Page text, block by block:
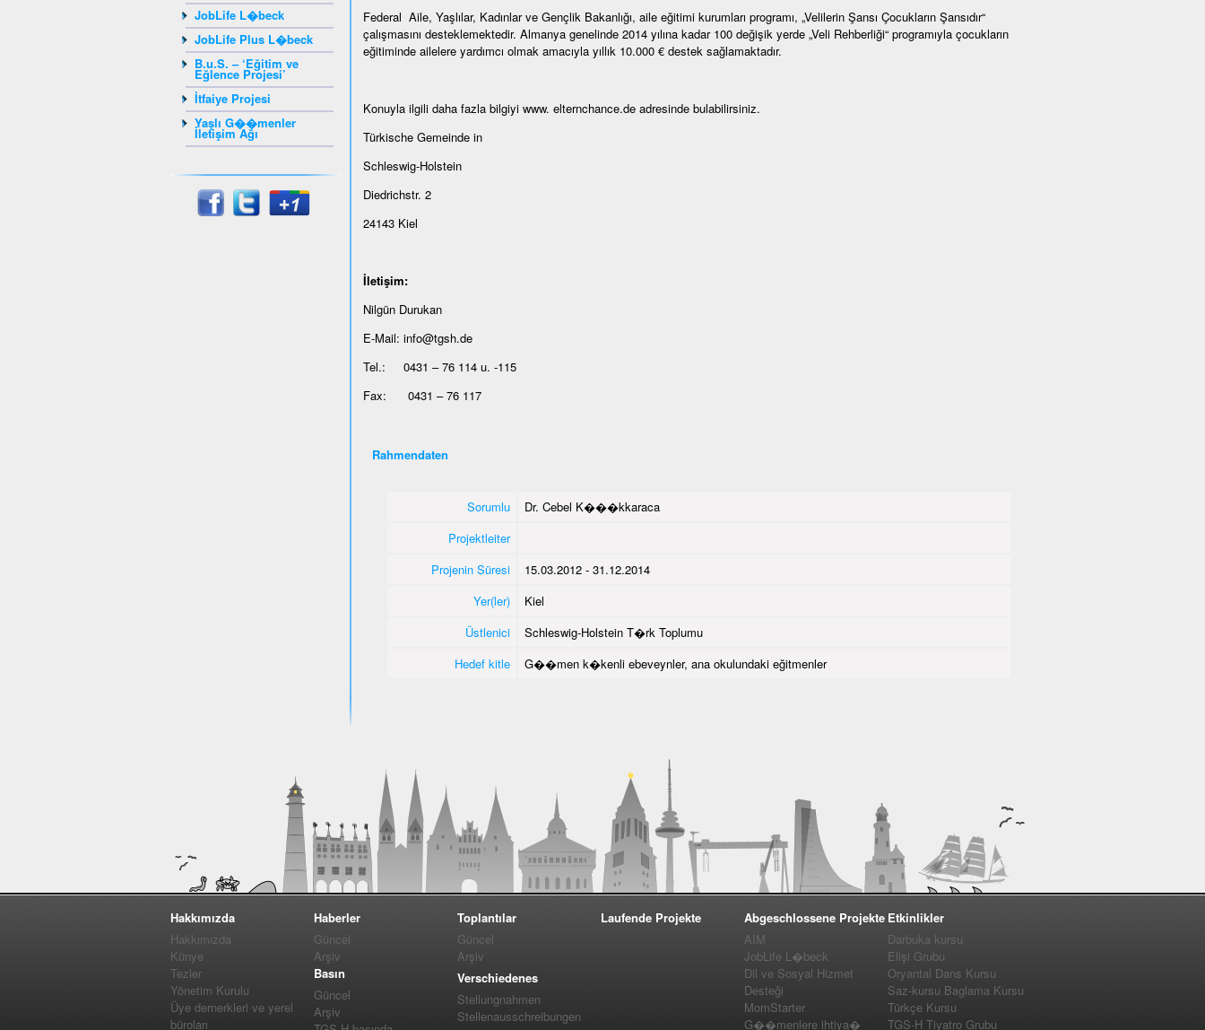
JobLife L�beck
JobLife Plus L�beck
B.u.S. – ‘Eğitim ve
Eğlence Projesi’
İtfaiye Projesi
Yaşlı G��menler
İletişim Ağı
Federal Aile, Yaşlılar, Kadınlar ve Gençlik Bakanlığı, aile eğitimi kurumları programı, „Velilerin Şansı Çocukların Şansıdır“
çalışmasını desteklemektedir. Almanya genelinde 2014 yılına kadar 100 değişik yerde „Veli Rehberliği“ programıyla çocukların
eğitiminde ailelere yardımcı olmak amacıyla yıllık 10.000 € destek sağlamaktadır.
Konuyla ilgili daha fazla bilgiyi www. elternchance.de adresinde bulabilirsiniz.
Türkische Gemeinde in
Schleswig-Holstein
Diedrichstr. 2
24143 Kiel
İletişim:
Nilgün Durukan
E-Mail: info@tgsh.de
Tel.: 0431 – 76 114 u. -115
Fax: 0431 – 76 117
Rahmendaten
Sorumlu
Dr. Cebel K���kkaraca
Projektleiter
Projenin Süresi
15.03.2012 - 31.12.2014
Yer(ler)
Kiel
Üstlenici
Schleswig-Holstein T�rk Toplumu
Hedef kitle
G��men k�kenli ebeveynler, ana okulundaki eğitmenler
Hakkımızda
Hakkımızda
Künye
Tezler
Yönetim Kurulu
Üye dernerkleri ve yerel
büroları
Haberler
Güncel
Arşiv
Basın
Güncel
Arşiv
Toplantılar
Güncel
Arşiv
Verschiedenes
Stellungnahmen
Stellenausschreibungen
Laufende Projekte
Abgeschlossene Projekte
AIM
JobLife L�beck
Dil ve Sosyal Hizmet
Desteği
MomStarter
G��menlere ihtiya�
Etkinlikler
Darbuka kursu
Elişi Grubu
Oryantal Dans Kursu
Saz-kursu Baglama Kursu
Türkçe Kursu
TGS-H Tiyatro Grubu